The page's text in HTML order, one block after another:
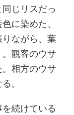
じリスだっ
に染めた、
ながら、葉
観客のウサ
相方のウサ
。
続けている